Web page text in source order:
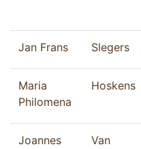
Jan Frans Slegers
Maria
Philomena
Hoskens
Joannes
Van